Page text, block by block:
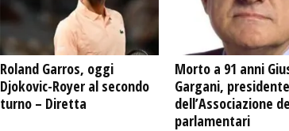
Roland Garros, oggi
Djokovic-Royer al secondo
turno – Diretta
Morto a 91 anni
Gargani, presidente
dell’Associazione
parlamentari